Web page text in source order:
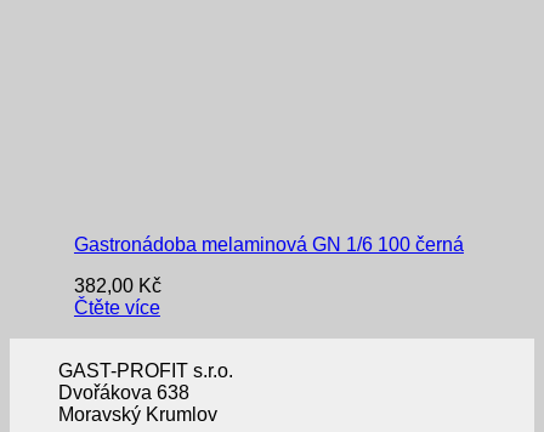
Gastronádoba melaminová GN 1/6 100 černá
382,00 Kč
Čtěte více
GAST-PROFIT s.r.o.
Dvořákova 638
Moravský Krumlov